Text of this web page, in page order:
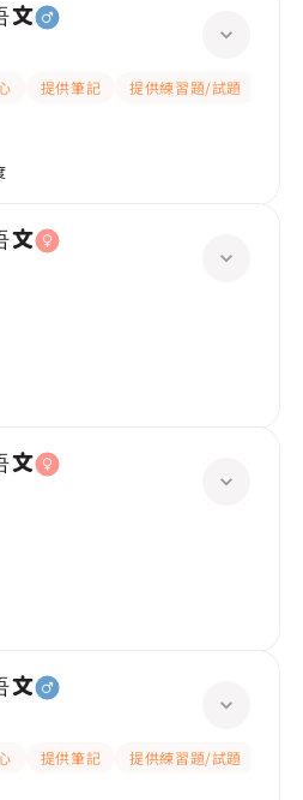
文
提供筆記 提供練習題/試題
文
文
文
提供筆記 提供練習題/試題